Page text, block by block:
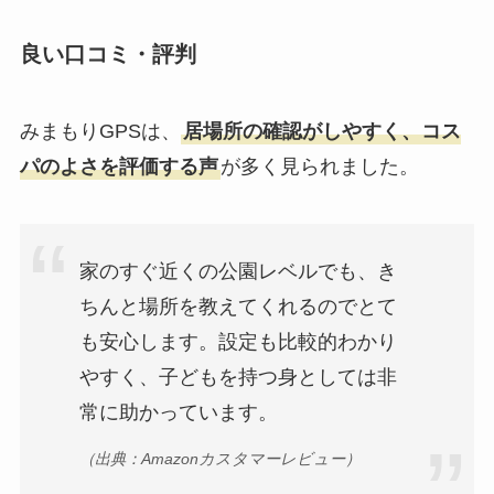
良い口コミ・評判
みまもりGPSは、 居場所の確認がしやすく、コス
パのよさを評価する声が多く見られました。
家のすぐ近くの公園レベルでも、き
ちんと場所を教えてくれるのでとて
も安心します。設定も比較的わかり
やすく、子どもを持つ身としては非
常に助かっています。
（出典：Amazonカスタマーレビュー）